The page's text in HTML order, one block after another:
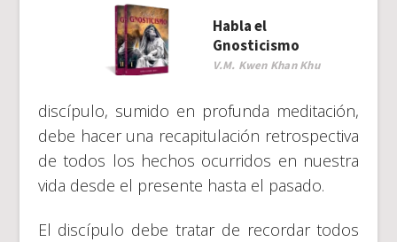
Habla el
Gnosticismo
V.M. Kwen Khan Khu
discípulo, sumido en profunda meditación,
debe hacer una recapitulación retrospectiva
de todos los hechos ocurridos en nuestra
vida desde el presente hasta el pasado.
El discípulo debe tratar de recordar todos